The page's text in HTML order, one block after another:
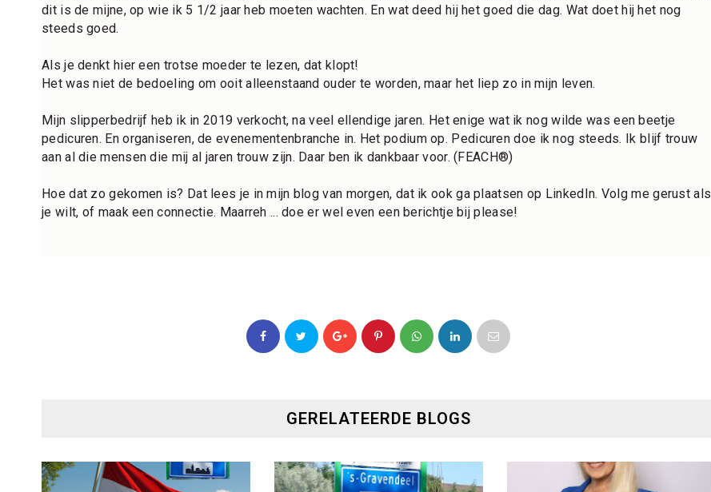
dit is de mijne, op wie ik 5 1/2 jaar heb moeten wachten. En wat deed hij het goed die dag. Wat doet hij het nog
steeds goed.
Als je denkt hier een trotse moeder te lezen, dat klopt!
Het was niet de bedoeling om ooit alleenstaand ouder te worden, maar het liep zo in mijn leven.
Mijn slipperbedrijf heb ik in 2019 verkocht, na veel ellendige jaren. Het enige wat ik nog wilde was een beetje
pedicuren. En organiseren, de evenementenbranche in. Het podium op. Pedicuren doe ik nog steeds. Ik blijf trouw
aan al die mensen die mij al jaren trouw zijn. Daar ben ik dankbaar voor. (FEACH®)
Hoe dat zo gekomen is? Dat lees je in mijn blog van morgen, dat ik ook ga plaatsen op LinkedIn. Volg me gerust als
je wilt, of maak een connectie. Maarreh ... doe er wel even een berichtje bij please!
GERELATEERDE BLOGS